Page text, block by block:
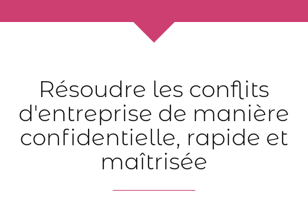
Résoudre les conflits
d'entreprise de manière
confidentielle, rapide et
maîtrisée